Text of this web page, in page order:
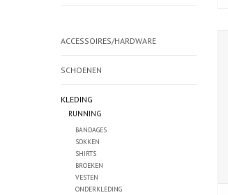
ACCESSOIRES/HARDWARE
SCHOENEN
KLEDING
RUNNING
BANDAGES
SOKKEN
SHIRTS
BROEKEN
VESTEN
ONDERKLEDING